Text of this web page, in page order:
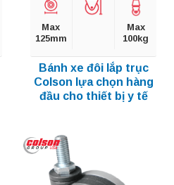
Max
125mm
Max
100kg
Bánh xe đôi lắp trục
Colson lựa chọn hàng
đầu cho thiết bị y tế